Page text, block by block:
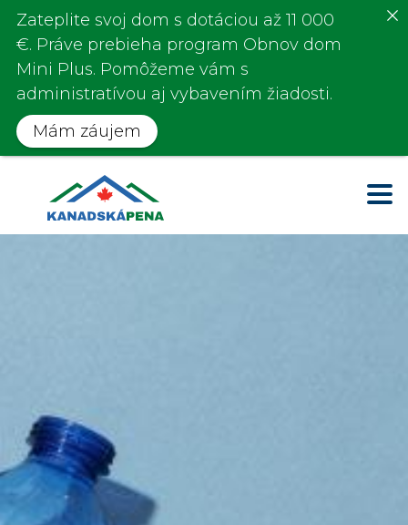
Zateplite svoj dom s dotáciou až 11 000
€. Práve prebieha program Obnov dom
Mini Plus. Pomôžeme vám s
administratívou aj vybavením žiadosti.
Mám záujem